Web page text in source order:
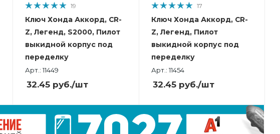
19
Ключ Хонда Аккорд, CR-
Z, Легенд, S2000, Пилот
выкидной корпус под
переделку
Арт.: 11449
32.45 руб./шт
17
Ключ Хонда Аккорд, CR-
Z, Легенд, Пилот
выкидной корпус под
переделку
Арт.: 11454
32.45руб./шт